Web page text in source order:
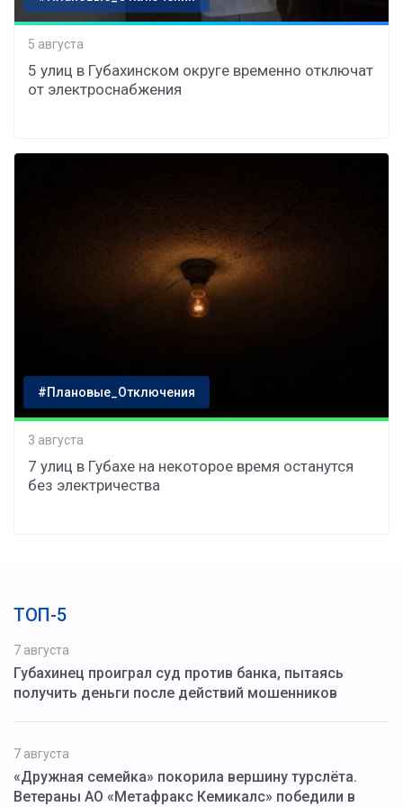
5 августа
5 улиц в Губахинском округе временно отключат
от электроснабжения
#Плановые_Отключения
3 августа
7 улиц в Губахе на некоторое время останутся
без электричества
ТОП-5
7 августа
Губахинец проиграл суд против банка, пытаясь
получить деньги после действий мошенников
7 августа
«Дружная семейка» покорила вершину турслёта.
Ветераны АО «Метафракс Кемикалс» победили в